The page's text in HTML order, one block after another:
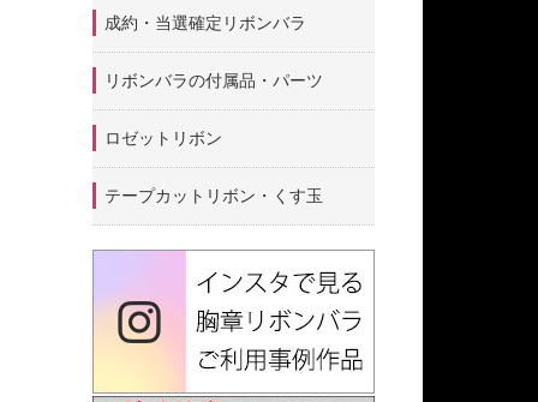
成約・当選確定リボンバラ
リボンバラの付属品・パーツ
ロゼットリボン
テープカットリボン・くす玉